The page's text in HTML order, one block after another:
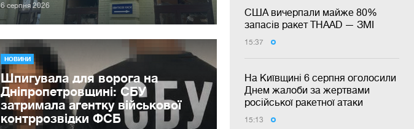
США вичерпали майже 80%
запасів ракет THAAD — ЗМІ
15:37
На Київщині 6 серпня оголосили
Днем жалоби за жертвами
російської ракетної атаки
15:13
6 серпня 2026
НОВИНИ
Шпигувала для ворога на
Дніпропетровщині: СБУ
затримала агентку військової
контррозвідки ФСБ